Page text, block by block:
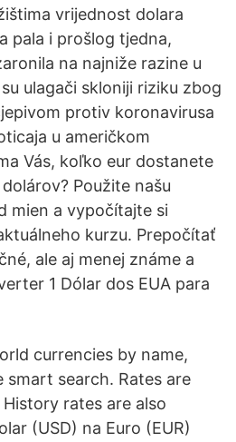
vrijednost dolara
pala i prošlog tjedna,
na najniže razine u
ulagači skloniji riziku zbog
protiv koronavirusa
u američkom
Vás, koľko eur dostanete
Použite našu
mien a vypočítajte si
kurzu. Prepočítať
ale aj menej známe a
1 Dólar dos EUA para
currencies by name,
smart search. Rates are
rates are also
(USD) na Euro (EUR)